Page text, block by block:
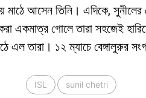
মাঠে আসেন তিনি। এদিকে,
একমাত্র গোলে তারা সহজেই
এল তারা। ১২ ম্যাচে বেঙ্গালুরুর
ISL sunil chetri